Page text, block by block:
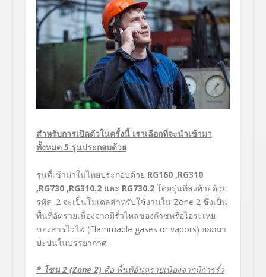
สำหรับการเปิดตัวในครั้งนี้ เราเลือกที่จะนำเข้ามา
ทั้งหมด 5 รุ่นประกอบด้วย
รุ่นที่เข้ามาในไทยประกอบด้วย RG160 ,RG310
,RG730 ,RG310.2 และ RG730.2โดยรุ่นที่ลงท้ายด้วย
รหัส .2 จะเป็นโมเดลสำหรับใช้งานใน Zone 2 ซึ่งเป็น
พื้นที่อัตรายเนื่องจากมีรั่วไหลของก๊าซหรือไอระเหย
ของสารไวไฟ (Flammable gases or vapors) ออกมา
ปะปนในบรรยากาศ
* โซน 2 (Zone 2)คือ พื้นที่อันตรายเนื่องจากมีการรั่ว